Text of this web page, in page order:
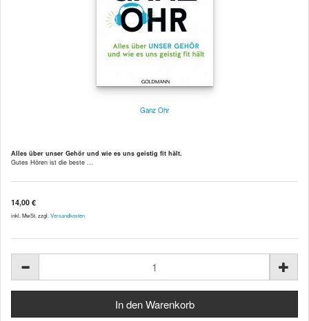
Ganz Ohr
Alles über unser Gehör und wie es uns geistig fit hält.
Gutes Hören ist die beste ...
14,00 €
inkl. MwSt. zzgl. Versandkosten